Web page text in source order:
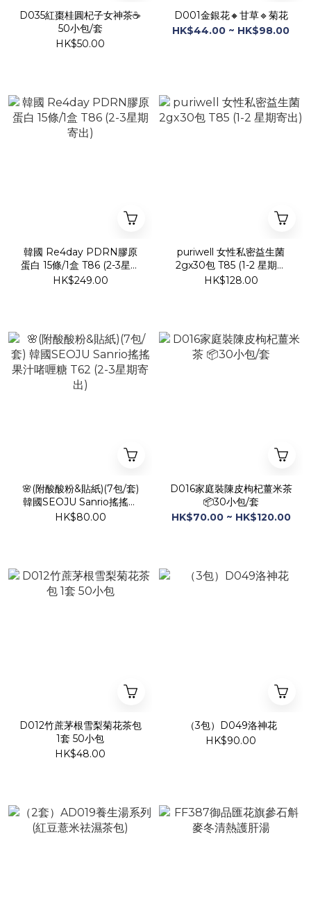
D035紅棗桂圓杞子女神茶☕
50小包/套️
HK$50.00
D001金銀花🔸甘草🔹菊花
HK$44.00 ~ HK$98.00
韓國 Re4day PDRN膠原
蛋白 15條/1盒 T86 (2-3星期
寄出)
HK$249.00
puriwell 女性私密益生菌
2gx30包 T85 (1-2 星期寄
出)
HK$128.00
🌸(附酸酸粉&貼紙)(7包/套)
韓國SEOJU Sanrio搖搖果
汁啫喱糖 T62 (2-3星期寄出)
HK$80.00
D016家庭裝陳皮枸杞薑米茶
📦30小包/套
HK$70.00 ~ HK$120.00
D012竹蔗茅根雪梨菊花茶包
1套 50小包
HK$48.00
（3包）D049洛神花
HK$90.00